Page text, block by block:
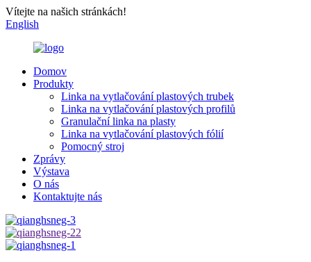
Vítejte na našich stránkách!
English
Domov
Produkty
Linka na vytlačování plastových trubek
Linka na vytlačování plastových profilů
Granulační linka na plasty
Linka na vytlačování plastových fólií
Pomocný stroj
Zprávy
Výstava
O nás
Kontaktujte nás